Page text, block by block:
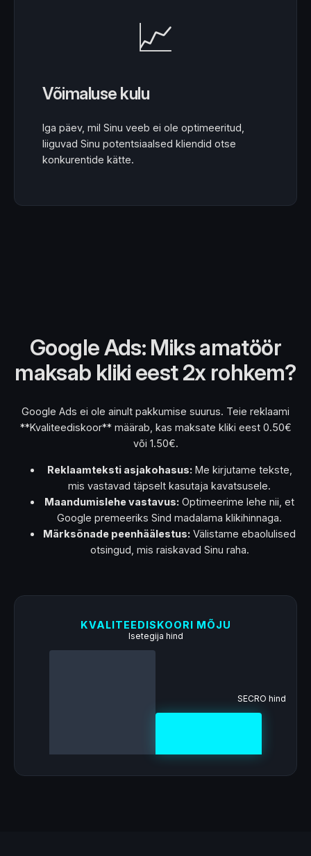
📈
Võimaluse kulu
Iga päev, mil Sinu veeb ei ole optimeeritud,
liiguvad Sinu potentsiaalsed kliendid otse
konkurentide kätte.
Google Ads: Miks amatöör
maksab kliki eest 2x rohkem?
Google Ads ei ole ainult pakkumise suurus. Teie reklaami
**Kvaliteediskoor** määrab, kas maksate kliki eest 0.50€
või 1.50€.
Reklaamteksti asjakohasus:Me kirjutame tekste,
mis vastavad täpselt kasutaja kavatsusele.
Maandumislehe vastavus: Optimeerime lehe nii, et
Google premeeriks Sind madalama klikihinnaga.
Märksõnade peenhäälestus: Välistame ebaolulised
otsingud, mis raiskavad Sinu raha.
KVALITEEDISKOORI MÕJU
Isetegija hind
SECRO hind